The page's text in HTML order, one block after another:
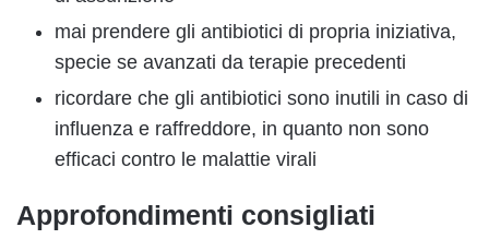
mai prendere gli antibiotici di propria iniziativa,
specie se avanzati da terapie precedenti
ricordare che gli antibiotici sono inutili in caso di
influenza e raffreddore, in quanto non sono
efficaci contro le malattie virali
Approfondimenti consigliati